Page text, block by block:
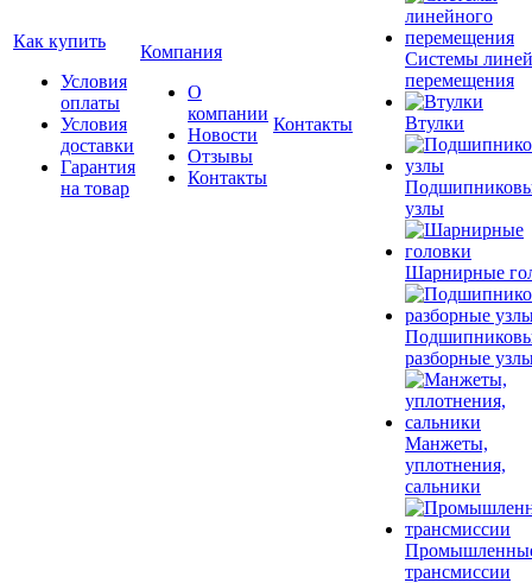
Как купить
Условия
оплаты
Условия
доставки
Гарантия
на товар
Компания
О
компании
Новости
Отзывы
Контакты
Контакты
Системы
перемещения
Втулки
узлы
Шарнирные
разборные
Манжеты,
уплотнения,
сальники
трансмиссии